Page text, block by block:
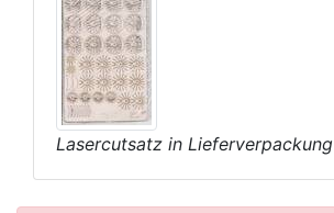
Lasercutsatz in Lieferverpackung